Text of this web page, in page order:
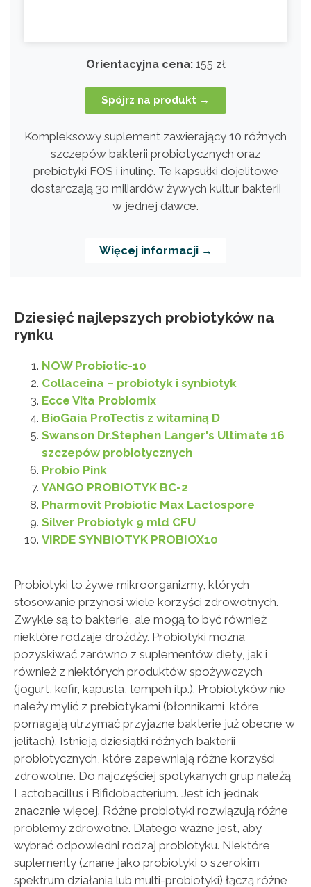
Orientacyjna cena:155 zł
Spójrz na produkt →
Kompleksowy suplement zawierający 10 różnych
szczepów bakterii probiotycznych oraz
prebiotyki FOS i inulinę. Te kapsułki dojelitowe
dostarczają 30 miliardów żywych kultur bakterii
w jednej dawce.
Więcej informacji →
Dziesięć najlepszych probiotyków na
rynku
NOW Probiotic-10
Collaceina – probiotyk i synbiotyk
Ecce Vita Probiomix
BioGaia ProTectis z witaminą D
Swanson Dr.Stephen Langer's Ultimate 16
szczepów probiotycznych
Probio Pink
YANGO PROBIOTYK BC-2
Pharmovit Probiotic Max Lactospore
Silver Probiotyk 9 mld CFU
VIRDE SYNBIOTYK PROBIOX10
Probiotyki to żywe mikroorganizmy, których
stosowanie przynosi wiele korzyści zdrowotnych.
Zwykle są to bakterie, ale mogą to być również
niektóre rodzaje drożdży. Probiotyki można
pozyskiwać zarówno z suplementów diety, jak i
również z niektórych produktów spożywczych
(jogurt, kefir, kapusta, tempeh itp.). Probiotyków nie
należy mylić z prebiotykami (błonnikami, które
pomagają utrzymać przyjazne bakterie już obecne w
jelitach). Istnieją dziesiątki różnych bakterii
probiotycznych, które zapewniają różne korzyści
zdrowotne. Do najczęściej spotykanych grup należą
Lactobacillus i Bifidobacterium. Jest ich jednak
znacznie więcej. Różne probiotyki rozwiązują różne
problemy zdrowotne. Dlatego ważne jest, aby
wybrać odpowiedni rodzaj probiotyku. Niektóre
suplementy (znane jako probiotyki o szerokim
spektrum działania lub multi-probiotyki) łączą różne